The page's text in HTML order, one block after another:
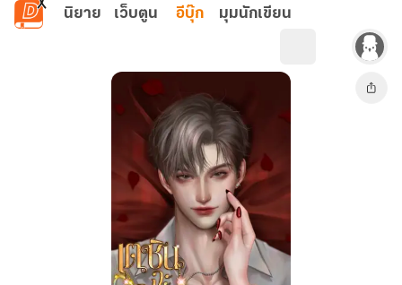
ข้ามไปยังเนื้อหาหลัก
นิยาย เว็บตูน อีบุ๊ก มุมนักเขียน